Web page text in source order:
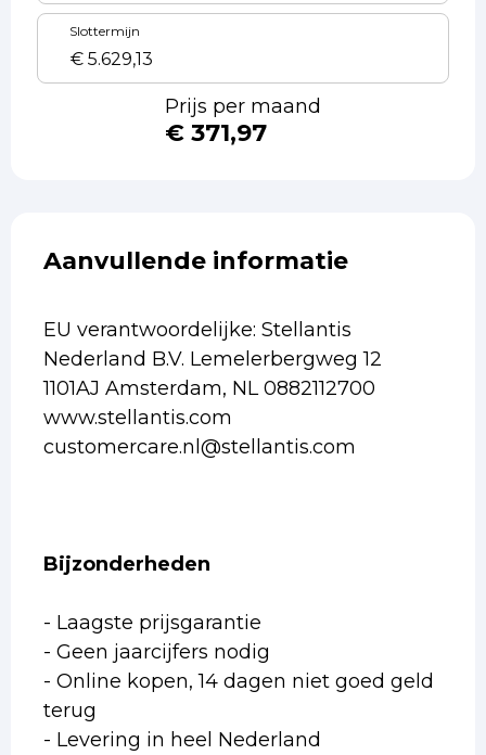
Slottermijn
Prijs per maand
€ 371,97
Aanvullende informatie
EU verantwoordelijke: Stellantis
Nederland B.V. Lemelerbergweg 12
1101AJ Amsterdam, NL 0882112700
www.stellantis.com
customercare.nl@stellantis.com
Bijzonderheden
- Laagste prijsgarantie
- Geen jaarcijfers nodig
- Online kopen, 14 dagen niet goed geld
terug
- Levering in heel Nederland